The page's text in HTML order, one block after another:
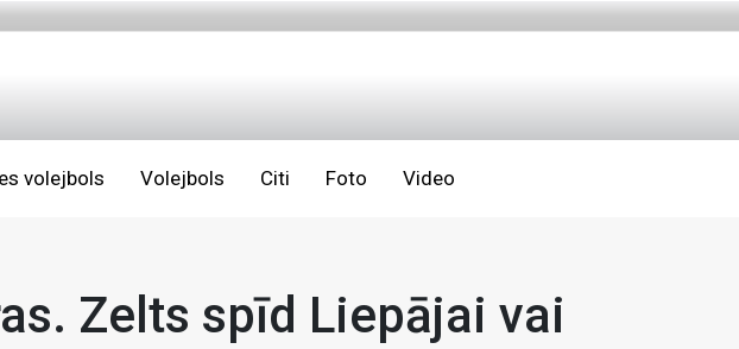
volejbols Volejbols Citi Foto Video
Zelts spīd Liepājai vai